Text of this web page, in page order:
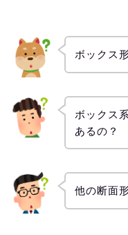
ボックス
ボックス
あるの？
他の断面